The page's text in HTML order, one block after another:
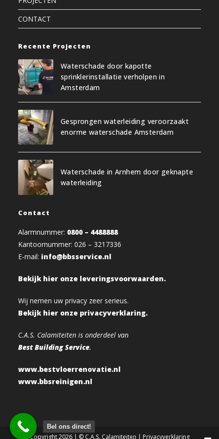
CONTACT
Recente Projecten
Waterschade door kapotte
sprinklerinstallatie verholpen in
Amsterdam
Gesprongen waterleiding veroorzaakt
enorme waterschade Amsterdam
Waterschade in Arnhem door geknapte
waterleiding
Contact
Alarmnummer: 0800 – 4488888
Kantoornummer: 026 – 3217336
E-mail: info@bbsservice.nl
Bekijk hier onze leveringsvoorwaarden.
Wij nemen uw privacy zeer serieus.
Bekijk hier onze privacyverklaring.
C.A.S. Calamiteiten is onderdeel van
Best Building Service.
www.bestvloerrenovatie.nl
www.bbsreinigen.nl
Copyright 2026 | © C.A.S. Calamiteiten | Privacyverklaring
Bel ons direct!